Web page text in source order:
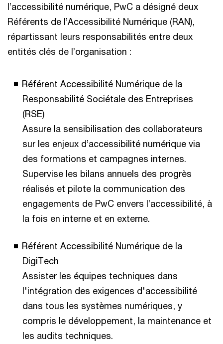
l’accessibilité numérique, PwC a désigné deux
Référents de l’Accessibilité Numérique (RAN),
répartissant leurs responsabilités entre deux
entités clés de l’organisation :
Référent Accessibilité Numérique de la
Responsabilité Sociétale des Entreprises
(RSE)
Assure la sensibilisation des collaborateurs
sur les enjeux d’accessibilité numérique via
des formations et campagnes internes.
Supervise les bilans annuels des progrès
réalisés et pilote la communication des
engagements de PwC envers l’accessibilité, à
la fois en interne et en externe.
Référent Accessibilité Numérique de la
DigiTech
Assister les équipes techniques dans
l'intégration des exigences d'accessibilité
dans tous les systèmes numériques, y
compris le développement, la maintenance et
les audits techniques.